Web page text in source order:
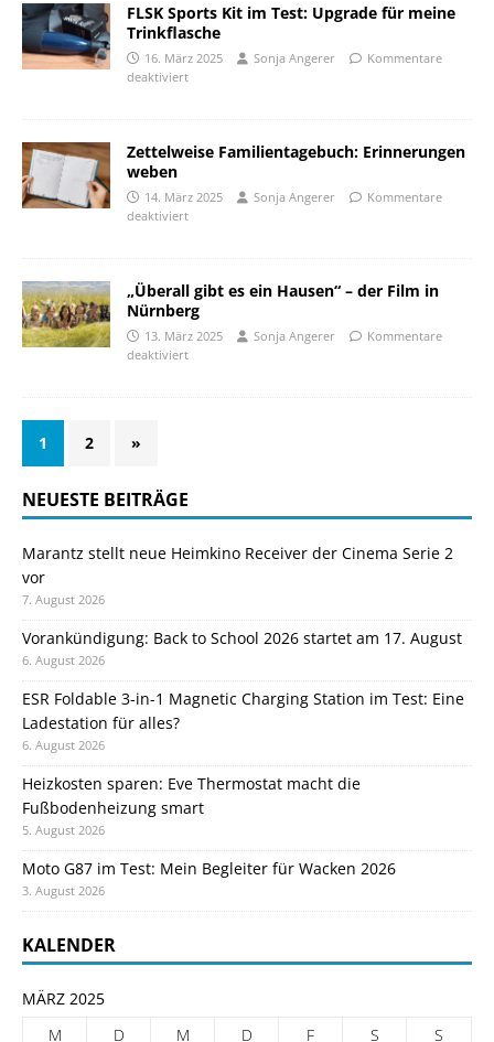
FLSK Sports Kit im Test: Upgrade für meine
Trinkflasche
16. März 2025 Sonja Angerer
Kommentare
deaktiviert
Zettelweise Familientagebuch: Erinnerungen
weben
14. März 2025 Sonja Angerer
Kommentare
deaktiviert
„Überall gibt es ein Hausen“ – der Film in
Nürnberg
13. März 2025 Sonja Angerer
Kommentare
deaktiviert
1 2 »
NEUESTE BEITRÄGE
Marantz stellt neue Heimkino Receiver der Cinema Serie 2
vor
7. August 2026
Vorankündigung: Back to School 2026 startet am 17. August
6. August 2026
ESR Foldable 3-in-1 Magnetic Charging Station im Test: Eine
Ladestation für alles?
6. August 2026
Heizkosten sparen: Eve Thermostat macht die
Fußbodenheizung smart
5. August 2026
Moto G87 im Test: Mein Begleiter für Wacken 2026
3. August 2026
KALENDER
MÄRZ 2025
M
D M D F S S